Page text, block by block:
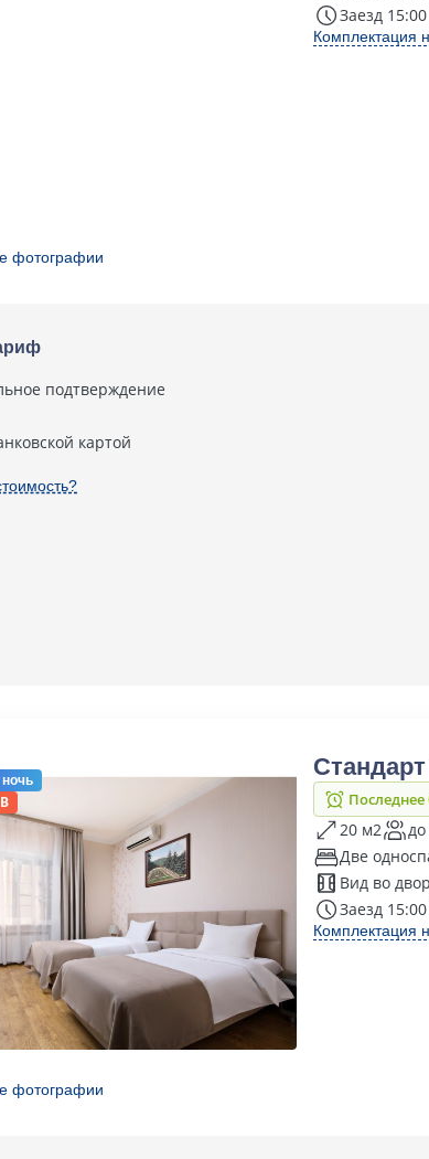
фотографии
Заезд 15:00
Комплектация
подтверждение
картой
ночь
фотографии
20 м2
Две
Вид во двор
Заезд 15:00
Комплектация